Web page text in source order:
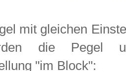
mit gleichen
die Pegel
"im Block":